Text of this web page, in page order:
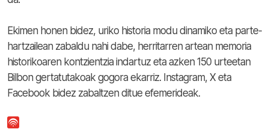
Ekimen honen bidez, uriko historia modu dinamiko eta parte-
hartzailean zabaldu nahi dabe, herritarren artean memoria
historikoaren kontzientzia indartuz eta azken 150 urteetan
Bilbon gertatutakoak gogora ekarriz. Instagram, X eta
Facebook bidez zabaltzen ditue efemerideak.